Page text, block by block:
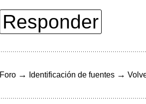
Responder
Foro → Identificación de fuentes →